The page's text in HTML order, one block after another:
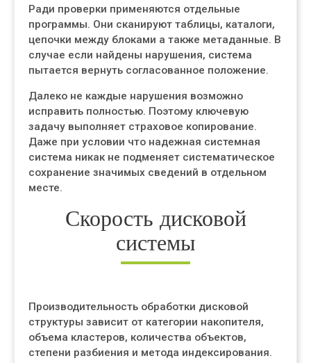
Ради проверки применяются отдельные
программы. Они сканируют таблицы, каталоги,
цепочки между блоками а также метаданные. В
случае если найдены нарушения, система
пытается вернуть согласованное положение.
Далеко не каждые нарушения возможно
исправить полностью. Поэтому ключевую
задачу выполняет страховое копирование.
Даже при условии что надежная системная
система никак не подменяет систематическое
сохранение значимых сведений в отдельном
месте.
Скорость дисковой
системы
Производительность обработки дисковой
структуры зависит от категории накопителя,
объема кластеров, количества объектов,
степени разбиения и метода индексирования.